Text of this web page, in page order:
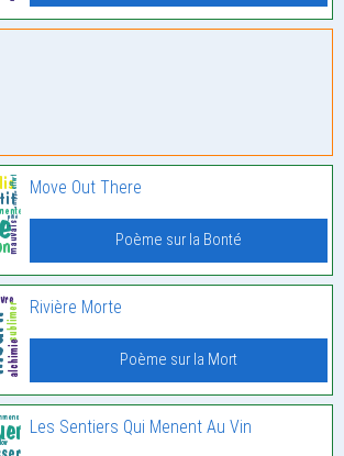
Move Out There
Poème sur la Bonté
Rivière Morte
Poème sur la Mort
Les Sentiers Qui Menent Au Vin